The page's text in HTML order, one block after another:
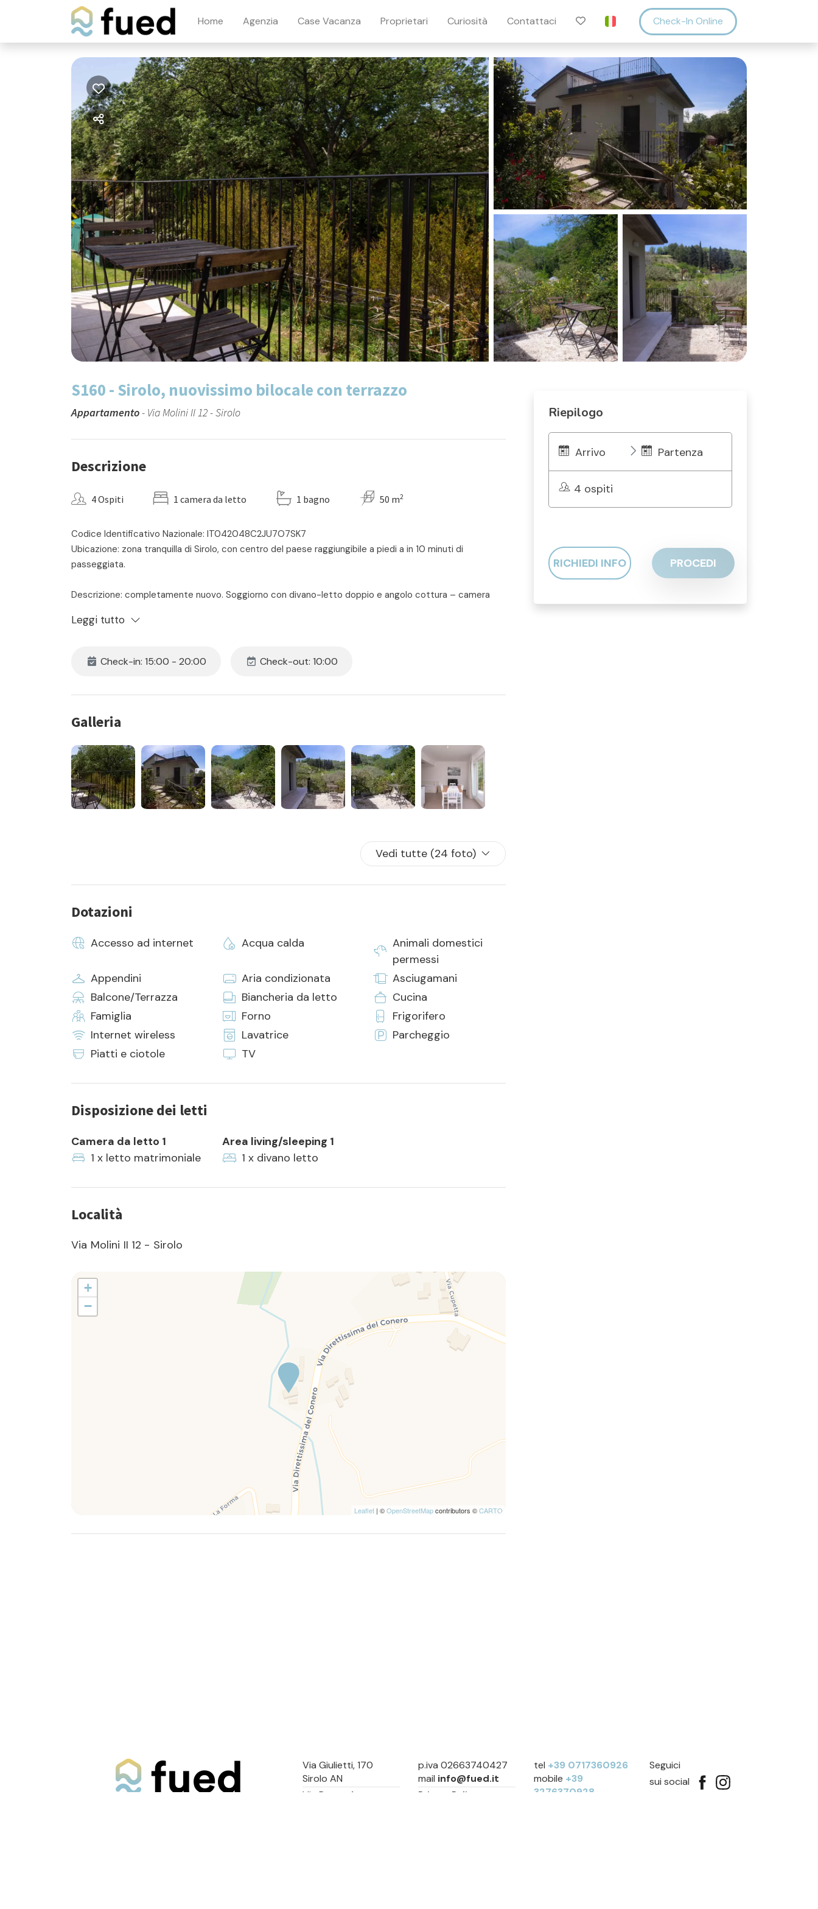
Home Agenzia Case Vacanza Proprietari Curiosità Contattaci Check-In Online
S160 - Sirolo, nuovissimo bilocale con terrazzo
Appartamento- Via Molini II 12 - Sirolo
Descrizione
4 Ospiti 1 camera da letto 1 bagno 50 m2
Codice Identificativo Nazionale: IT042048C2JU7O7SK7
Ubicazione: zona tranquilla di Sirolo, con centro del paese raggiungibile a piedi a in 10 minuti di
passeggiata.
Descrizione: completamente nuovo. Soggiorno con divano-letto doppio e angolo cottura – camera
ombrellone, tavolo e sedie – meraviglioso solarium a tetto attrezzato.
Aria condizionata in ogni stanza.
Adiacente all’ immobile S161.
Il prezzo include:
- locazione
- consumi di acqua luce e gas
- assistenza in loco 24h
- pulizia iniziale e finale
Leggi tutto
Check-in: 15:00 - 20:00 Check-out: 10:00
Galleria
Vedi tutte (24 foto)
Dotazioni
Accesso ad internet Acqua calda
Animali domestici
permessi
Appendini
Aria condizionata
Asciugamani
Balcone/Terrazza
Biancheria da letto
Cucina
Famiglia
Forno
Frigorifero
Internet wireless
Lavatrice
Parcheggio
Piatti e ciotole
TV
Disposizione dei letti
Camera da letto 1
1 x letto matrimoniale
Area living/sleeping 1
1 x divano letto
Località
Via Molini II 12 - Sirolo
+
−
Leaflet | ©OpenStreetMapcontributors ©CARTO
Riepilogo
Arrivo Partenza
4 ospiti
RICHIEDI INFO PROCEDI
Via Giulietti, 170
Sirolo AN
Via Roma, 4
p.iva 02663740427
mail info@fued.it
Privacy Policy
tel +39 0717360926
mobile +39
3276370928
Seguici
sui social